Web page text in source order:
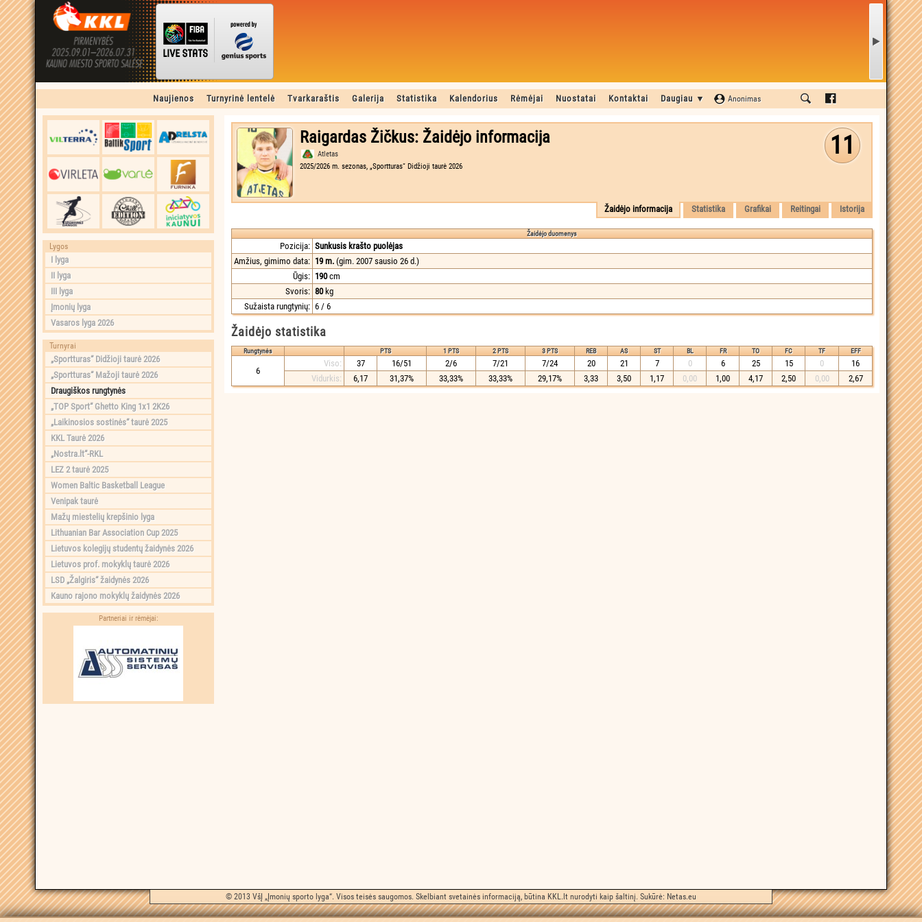
Naujienos Turnyrinė lentelė Tvarkaraštis Galerija Statistika Kalendorius Rėmėjai Nuostatai Kontaktai Daugiau ▼ Anonimas
Lygos
I lyga
II lyga
III lyga
Įmonių lyga
Vasaros lyga 2026
Turnyrai
„Sportturas“ Didžioji taurė 2026
„Sportturas“ Mažoji taurė 2026
Draugiškos rungtynės
„TOP Sport“ Ghetto King 1x1 2K26
„Laikinosios sostinės“ taurė 2025
KKL Taurė 2026
„Nostra.lt“-RKL
LEZ 2 taurė 2025
Women Baltic Basketball League
Venipak taurė
Mažų miestelių krepšinio lyga
Lithuanian Bar Association Cup 2025
Lietuvos kolegijų studentų žaidynės 2026
Lietuvos prof. mokyklų taurė 2026
LSD „Žalgiris“ žaidynės 2026
Kauno rajono mokyklų žaidynės 2026
Partneriai ir rėmėjai:
11
Raigardas Žičkus: Žaidėjo informacija
Atletas
2025/2026 m. sezonas, „Sportturas“ Didžioji taurė 2026
Žaidėjo informacija Statistika Grafikai Reitingai Istorija
Žaidėjo duomenys
Pozicija: Sunkusis krašto puolėjas
Amžius, gimimo data: 19 m. (gim. 2007 sausio 26 d.)
Ūgis: 190cm
Svoris: 80kg
Sužaista rungtynių: 6 / 6
Žaidėjo statistika
Rungtynės PTS 1 PTS 2 PTS 3 PTS REB AS ST BL FR TO FC TF EFF
6
Viso: 37 16/51 2/6 7/21 7/24 20 21 7 0 6 25 15 0
16
Vidurkis:
6,17 31,37% 33,33% 33,33% 29,17% 3,33 3,50 1,17 0,00 1,00 4,17 2,50 0,00 2,67
© 2013 VšĮ „Įmonių sporto lyga“. Visos teisės saugomos. Skelbiant svetainės informaciją, būtina KKL.lt nurodyti kaip šaltinį. Sukūrė: Netas.eu